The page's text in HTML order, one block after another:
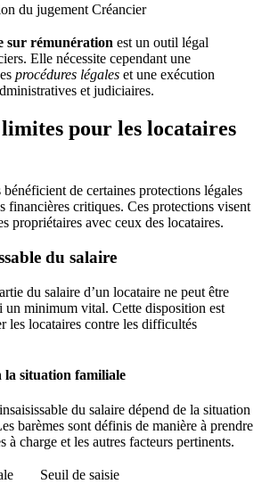
du jugement Créancier
sur rémunération est un outil légal
Elle nécessite cependant une
procédures légales et une exécution
et judiciaires.
pour les locataires
de certaines protections légales
financières critiques. Ces protections visent
propriétaires avec ceux des locataires.
du salaire
du salaire d’un locataire ne peut être
un minimum vital. Cette disposition est
les locataires contre les difficultés
la situation familiale
du salaire dépend de la situation
barèmes sont définis de manière à prendre
à charge et les autres facteurs pertinents.
Seuil de saisie